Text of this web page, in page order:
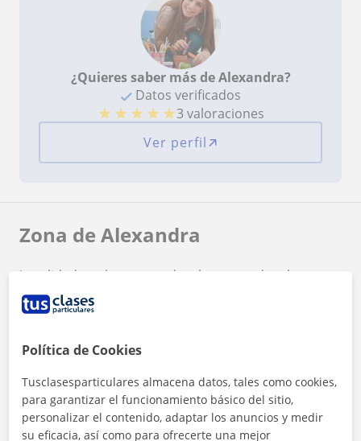
¿Quieres saber más de Alexandra?
Datos verificados
★ ★ ★ ★ ★3 valoraciones
Ver perfil
Zona de Alexandra
Localidades a las que se desplaza para dar clase
Sondika
Do
Bilbao
+ −
Política de Cookies
Tusclasesparticulares almacena datos, tales como cookies,
para garantizar el funcionamiento básico del sitio,
personalizar el contenido, adaptar los anuncios y medir
su eficacia, así como para ofrecerte una mejor